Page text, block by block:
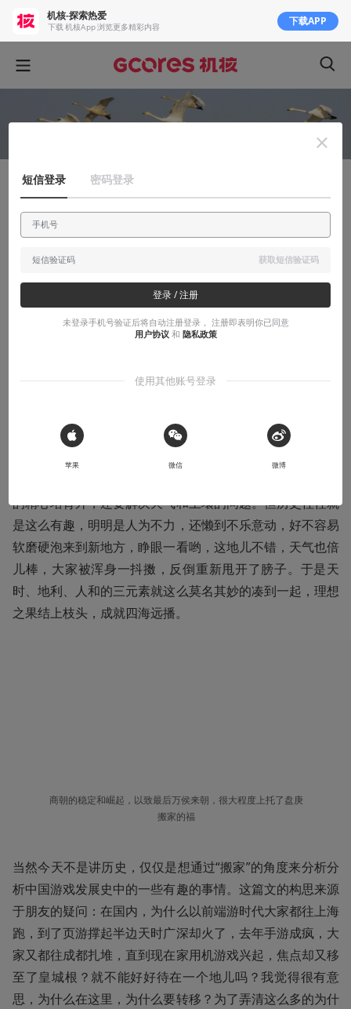
悉数中国游戏发展史上的盘庚迁殷
不管什么理由，盘庚迁殷的背后，终究还是个“人“的因素
导语：不管什么理由，盘庚迁殷的背后，终究还是个“人“的
三千五百年前，君主盘庚带领众臣将首都迁移至殷，以致正
的精心培育外，还要解决天气和土壤的问题。但历史往往就
是这么有趣，明明是人为不力，还懒到不乐意动，好不容易
软磨硬泡来到新地方，睁眼一看哟，这地儿不错，天气也倍
儿棒，大家被浑身一抖擞，反倒重新甩开了膀子。于是天
时、地利、人和的三元素就这么莫名其妙的凑到一起，理想
之果结上枝头，成就四海远播。
商朝的稳定和崛起，以致最后万侯来朝，很大程度上托了盘庚
搬家的福
当然今天不是讲历史，仅仅是想通过“搬家”的角度来分析分
析中国游戏发展史中的一些有趣的事情。这篇文的构思来源
于朋友的疑问：在国内，为什么以前端游时代大家都往上海
跑，到了页游撑起半边天时广深却火了，去年手游成疯，大
家又都往成都扎堆，直到现在家用机游戏兴起，焦点却又移
至了皇城根？就不能好好待在一个地儿吗？我觉得很有意
思，为什么在这里，为什么要转移？为了弄清这么多的为什
机核-探索热爱
下载 机核App 浏览更多精彩内容 下载APP
短信登录 密码登录
获取短信验证码
登录 / 注册
未登录手机号验证后将自动注册登录， 注册即表明你已同意
用户协议 和 隐私政策
使用其他账号登录
 Sign in with Apple
苹果 微信 微博